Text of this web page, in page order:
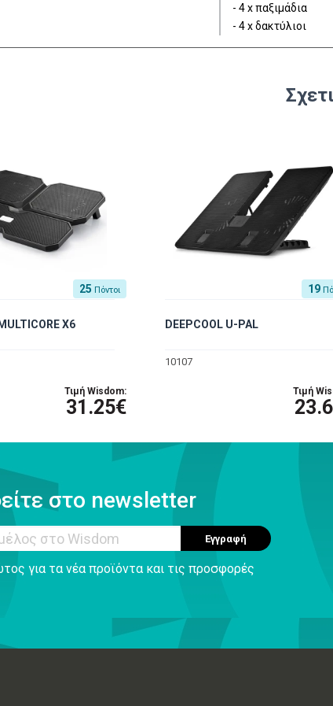
- 4 x παξιμάδια
- 4 x δακτύλιοι
25 Πόντοι
X6
Τιμή Wisdom:
31.25€
19
DEEPCOOL U-PAL
10107
Τιμή
στο newsletter
στο Wisdom Εγγραφή
για τα νέα προϊόντα και τις προσφορές